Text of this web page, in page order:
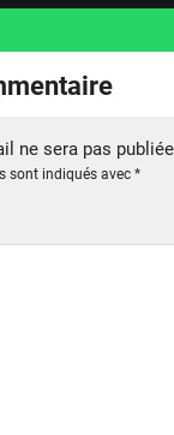
ne sera pas
sont indiqués avec *